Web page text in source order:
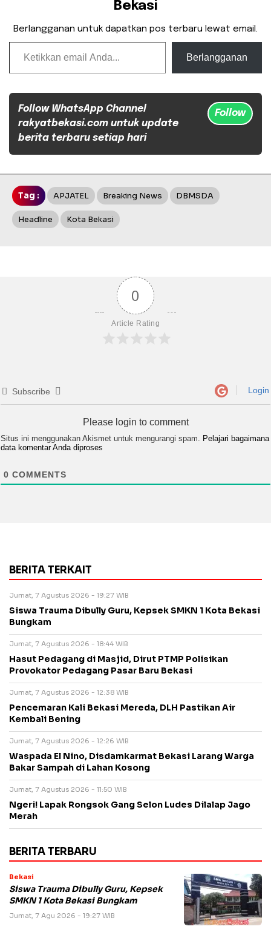
Bekasi
Berlangganan untuk dapatkan pos terbaru lewat email.
Ketikkan email Anda...
Berlangganan
Follow WhatsApp Channel
rakyatbekasi.com untuk update
berita terbaru setiap hari
Follow
Tag : APJATEL Breaking News DBMSDA
Headline Kota Bekasi
0
Article Rating
Subscribe Login
Please login to comment
Situs ini menggunakan Akismet untuk mengurangi spam. Pelajari bagaimana
data komentar Anda diproses
0 COMMENTS
BERITA TERKAIT
Jumat, 7 Agustus 2026 - 19:27 WIB
Siswa Trauma Dibully Guru, Kepsek SMKN 1 Kota Bekasi
Bungkam
Jumat, 7 Agustus 2026 - 18:44 WIB
Hasut Pedagang di Masjid, Dirut PTMP Polisikan
Provokator Pedagang Pasar Baru Bekasi
Jumat, 7 Agustus 2026 - 12:38 WIB
Pencemaran Kali Bekasi Mereda, DLH Pastikan Air
Kembali Bening
Jumat, 7 Agustus 2026 - 12:26 WIB
Waspada El Nino, Disdamkarmat Bekasi Larang Warga
Bakar Sampah di Lahan Kosong
Jumat, 7 Agustus 2026 - 11:50 WIB
Ngeri! Lapak Rongsok Gang Selon Ludes Dilalap Jago
Merah
BERITA TERBARU
Bekasi
Siswa Trauma Dibully Guru, Kepsek
SMKN 1 Kota Bekasi Bungkam
Jumat, 7 Agu 2026 - 19:27 WIB